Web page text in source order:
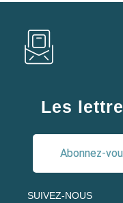
Les
Abonnez-
SUIVEZ-NOUS